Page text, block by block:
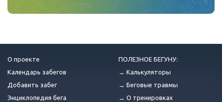
О проекте
Календарь забегов
Добавить забег
Энциклопедия бега
ПОЛЕЗНОЕ БЕГУНУ:
→ Калькуляторы
→ Беговые травмы
→ О тренировках